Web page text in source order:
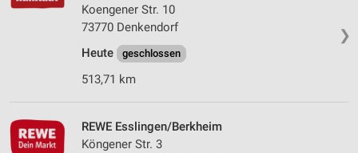
❯
Koengener Str. 10
73770 Denkendorf
Heute
geschlossen
513,71 km
REWE Esslingen/Berkheim
Köngener Str. 3